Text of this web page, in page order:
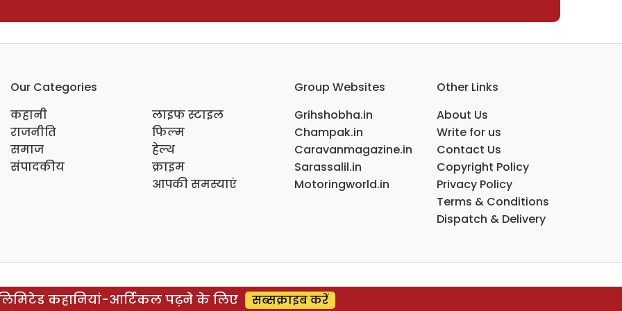
Our Categories
कहानी
राजनीति
समाज
संपादकीय
लाइफ स्टाइल
फिल्म
हेल्थ
क्राइम
आपकी समस्याएं
Group Websites
Grihshobha.in
Champak.in
Caravanmagazine.in
Sarassalil.in
Motoringworld.in
Other Links
About Us
Write for us
Contact Us
Copyright Policy
Privacy Policy
Terms & Conditions
Dispatch & Delivery
कहानियां-आर्टिकल पढ़ने के लिए सब्सक्राइब करें